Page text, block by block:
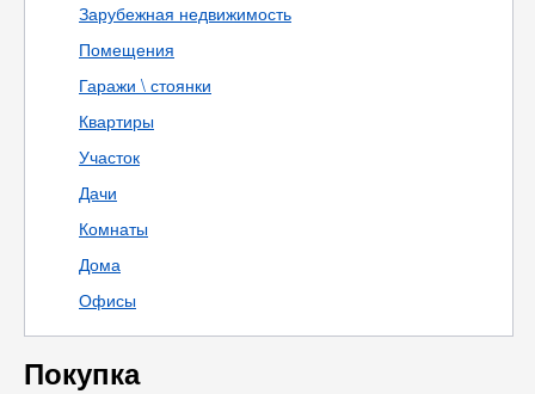
Зарубежная недвижимость
Помещения
Гаражи \ стоянки
Квартиры
Участок
Дачи
Комнаты
Дома
Офисы
Покупка